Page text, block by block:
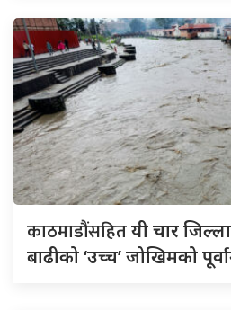
काठमाडौंसहितयी चार
बाढीको ‘उच्च’ जोखिमको